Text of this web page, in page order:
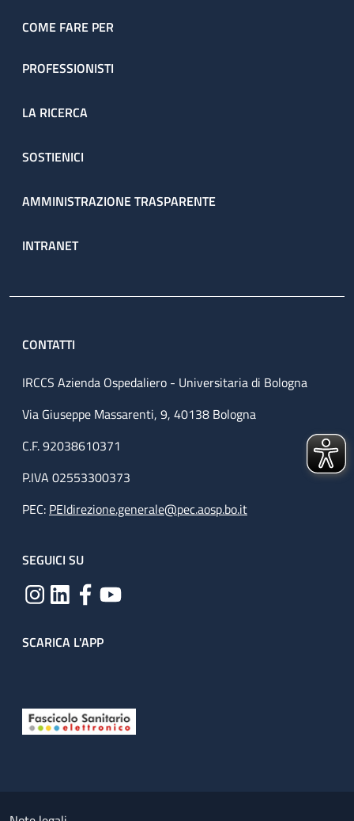
COME FARE PER
PROFESSIONISTI
LA RICERCA
SOSTIENICI
AMMINISTRAZIONE TRASPARENTE
INTRANET
CONTATTI
IRCCS Azienda Ospedaliero - Universitaria di Bologna
Via Giuseppe Massarenti, 9, 40138 Bologna
C.F. 92038610371
P.IVA 02553300373
PEC: PEIdirezione.generale@pec.aosp.bo.it
SEGUICI SU
SCARICA L'APP
Small prints